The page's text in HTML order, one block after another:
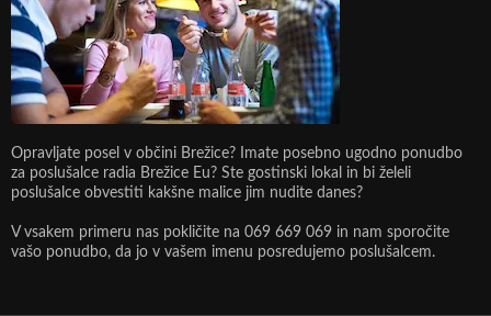
Opravljate posel v občini Brežice? Imate posebno ugodno ponudbo
za poslušalce radia Brežice Eu? Ste gostinski lokal in bi želeli
poslušalce obvestiti kakšne malice jim nudite danes?
V vsakem primeru nas pokličite na 069 669 069 in nam sporočite
vašo ponudbo, da jo v vašem imenu posredujemo poslušalcem.